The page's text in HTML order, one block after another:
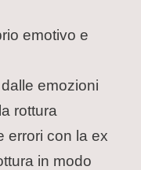
emotivo e
emozioni
rottura
errori con la ex
in modo